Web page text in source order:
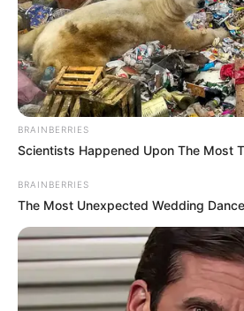
BRAINBERRIES
Scientists Happened Upon The Most
BRAINBERRIES
The Most Unexpected Wedding